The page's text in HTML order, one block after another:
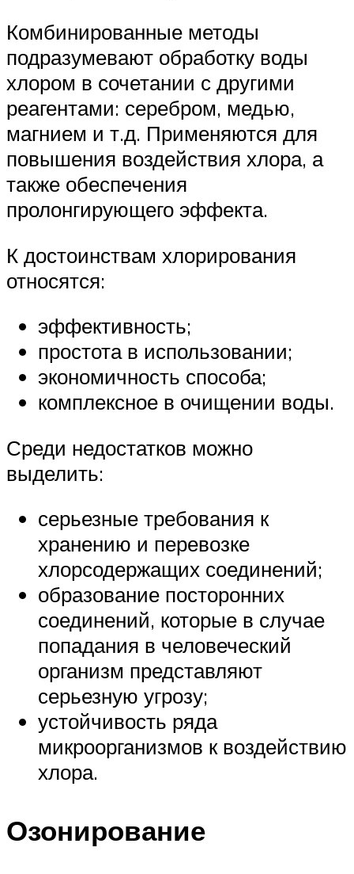
Комбинированные методы
подразумевают обработку воды
хлором в сочетании с другими
реагентами: серебром, медью,
магнием и т.д. Применяются для
повышения воздействия хлора, а
также обеспечения
пролонгирующего эффекта.
К достоинствам хлорирования
относятся:
эффективность;
простота в использовании;
экономичность способа;
комплексное в очищении воды.
Среди недостатков можно
выделить:
серьезные требования к
хранению и перевозке
хлорсодержащих соединений;
образование посторонних
соединений, которые в случае
попадания в человеческий
организм представляют
серьезную угрозу;
устойчивость ряда
микроорганизмов к воздействию
хлора.
Озонирование